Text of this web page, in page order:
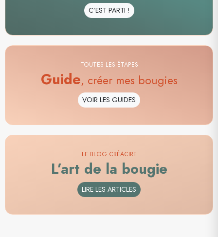
C’EST PARTI !
TOUTES LES ÉTAPES
Guide, créer mes bougies
VOIR LES GUIDES
LE BLOG CRÉACIRE
L’art de la bougie
LIRE LES ARTICLES